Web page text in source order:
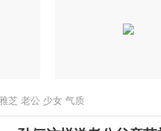
芝 老公 少女 气质